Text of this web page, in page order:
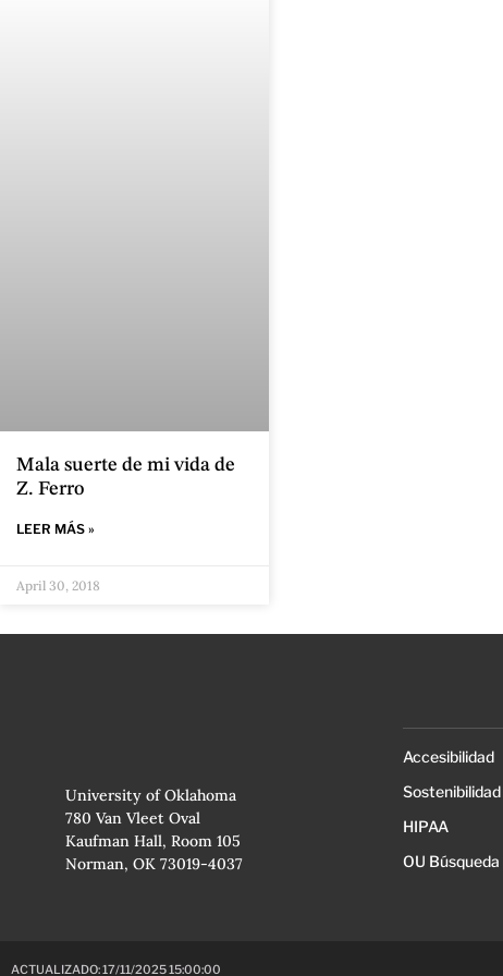
Mala suerte de mi vida de
Z. Ferro
LEER MÁS »
April 30, 2018
University of Oklahoma
780 Van Vleet Oval
Kaufman Hall, Room 105
Norman, OK 73019-4037
Accesibilidad
Sostenibilidad
HIPAA
OU
ACTUALIZADO: 17/11/2025 15:00:00